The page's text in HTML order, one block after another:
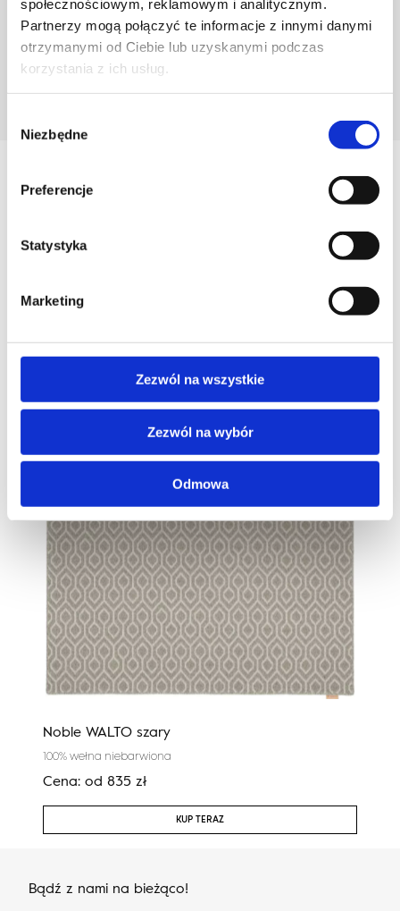
społecznościowym, reklamowym i analitycznym.
Partnerzy mogą połączyć te informacje z innymi danymi
otrzymanymi od Ciebie lub uzyskanymi podczas
korzystania z ich usług.
zgody
Niezbędne
Preferencje
Statystyka
Marketing
Zezwól na wszystkie
Zezwól na wybór
Odmowa
Noble WALTO szary
100% wełna niebarwiona
Cena: od 835 zł
KUP TERAZ
Bądź z nami na bieżąco!